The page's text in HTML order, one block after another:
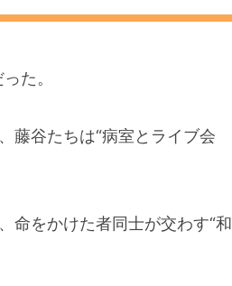
た。
藤谷たちは“病室とライブ会
命をかけた者同士が交わす“和